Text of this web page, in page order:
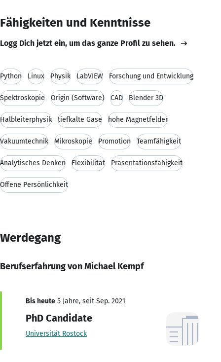
Fähigkeiten und Kenntnisse
Logg Dich jetzt ein, um das ganze Profil zu sehen.
Python Linux Physik LabVIEW Forschung und Entwicklung
Spektroskopie Origin (Software) CAD Blender 3D
Halbleiterphysik tiefkalte Gase hohe Magnetfelder
Vakuumtechnik Mikroskopie Promotion Teamfähigkeit
Analytisches Denken Flexibilität Präsentationsfähigkeit
Offene Persönlichkeit
Werdegang
Berufserfahrung von Michael Kempf
Bis heute 5 Jahre, seit Sep. 2021
PhD Candidate
Universität Rostock